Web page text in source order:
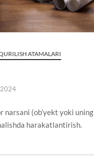
ATAMALARI
narsani (ob’yekt yoki
harakatlantirish.